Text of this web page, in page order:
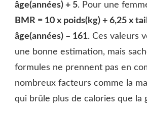
âge(années) + 5. Pour une
BMR = 10 x poids(kg) + 6,25 x
âge(années) – 161. Ces valeurs
une bonne estimation, mais
formules ne prennent pas en
nombreux facteurs comme la
qui brûle plus de calories que la